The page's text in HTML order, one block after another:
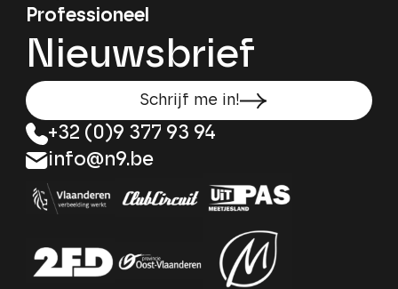
Professioneel
Nieuwsbrief
Schrijf me in!
+32 (0)9 377 93 94
info@n9.be